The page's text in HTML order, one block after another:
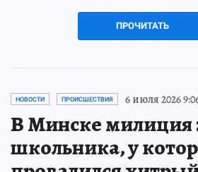
ПРОЧИТАТЬ
НОВОСТИ ПРОИСШЕСТВИЯ 6 июля 2026
В Минске милиция
школьника, у